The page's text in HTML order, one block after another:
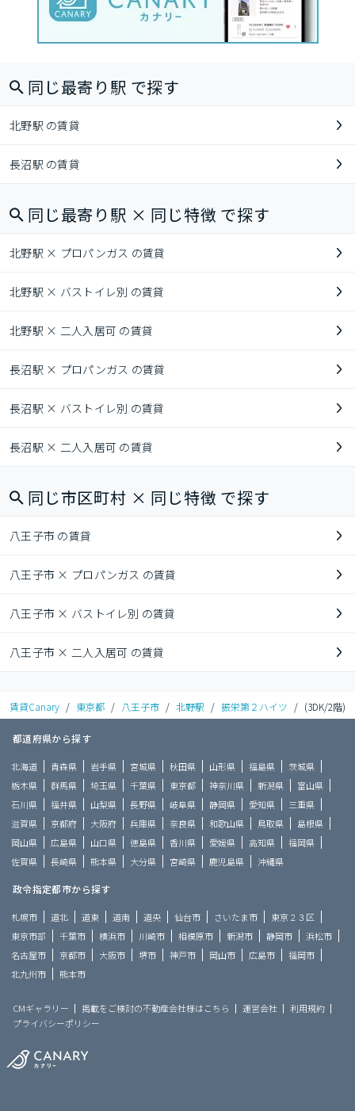
同じ最寄り駅 で探す
北野駅 の賃貸
長沼駅 の賃貸
同じ最寄り駅 × 同じ特徴 で探す
北野駅 × プロパンガス の賃貸
北野駅 × バストイレ別 の賃貸
北野駅 × 二人入居可 の賃貸
長沼駅 × プロパンガス の賃貸
長沼駅 × バストイレ別 の賃貸
長沼駅 × 二人入居可 の賃貸
同じ市区町村 × 同じ特徴 で探す
八王子市 の賃貸
八王子市 × プロパンガス の賃貸
八王子市 × バストイレ別 の賃貸
八王子市 × 二人入居可 の賃貸
賃貸Canary / 東京都 / 八王子市 / 北野駅 / 振栄第２ハイツ / (3DK/2階)
都道府県から探す
北海道 青森県 岩手県 宮城県 秋田県 山形県 福島県
茨城県
栃木県
群馬県 埼玉県 千葉県 東京都 神奈川県 新潟県
富山県
石川県
福井県 山梨県 長野県 岐阜県 静岡県 愛知県
三重県
滋賀県
京都府 大阪府 兵庫県 奈良県 和歌山県 鳥取県
島根県
岡山県
広島県 山口県 徳島県 香川県 愛媛県 高知県
福岡県
佐賀県
長崎県 熊本県 大分県 宮崎県 鹿児島県 沖縄県
政令指定都市から探す
札幌市 道北 道東 道南 道央 仙台市 さいたま市
東京２３区
東京市部
千葉市 横浜市 川崎市 相模原市 新潟市 静岡市
浜松市
名古屋市
京都市 大阪市 堺市 神戸市 岡山市 広島市
福岡市
北九州市
熊本市
CMギャラリー 掲載をご検討の不動産会社様はこちら 運営会社
利用規約
プライバシーポリシー